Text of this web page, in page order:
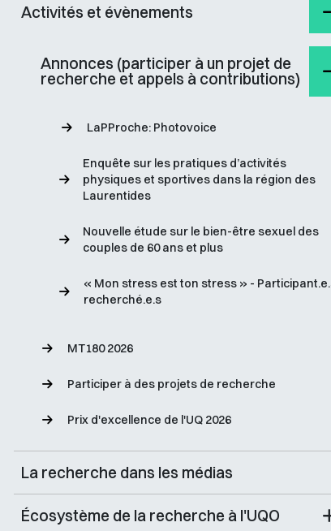
Activités et évènements
Annonces (participer à un projet de
recherche et appels à contributions)
LaPProche: Photovoice
Enquête sur les pratiques d’activités
physiques et sportives dans la région des
Laurentides
Nouvelle étude sur le bien-être sexuel des
couples de 60 ans et plus
« Mon stress est ton stress » -
recherché.e.s
MT180 2026
Participer à des projets de recherche
Prix d'excellence de l'UQ 2026
La recherche dans les médias
Écosystème de la recherche à l'UQO